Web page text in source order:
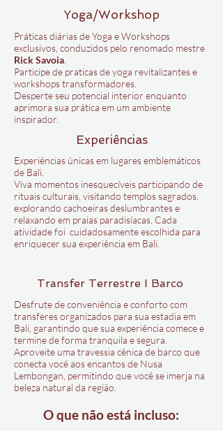
Yoga/Workshop
Práticas diárias de Yoga e Workshops
exclusivos, conduzidos pelo renomado mestre
Rick Savoia
Participe de praticas de yoga revitalizantes e
workshops transformadores.
Desperte seu potencial interior enquanto
aprimora sua prática em um ambiente
inspirador.
Experiências
Experiências únicas em lugares emblemáticos
de Bali.
Viva momentos inesquecíveis participando de
rituais culturais, visitando templos sagrados,
explorando cachoeiras deslumbrantes e
relaxando em praias paradisíacas. Cada
atividade foi cuidadosamente escolhida para
enriquecer sua experiência em Bali.
Transfer Terrestre I Barco
Desfrute de conveniência e conforto com
transferes organizados para sua estadia em
Bali, garantindo que sua experiência comece e
termine de forma tranquila e segura.
Aproveite uma travessia cênica de barco que
conecta você aos encantos de Nusa
Lembongan, permitindo que você se imerja na
beleza natural da região.
O que nãoestá incluso: